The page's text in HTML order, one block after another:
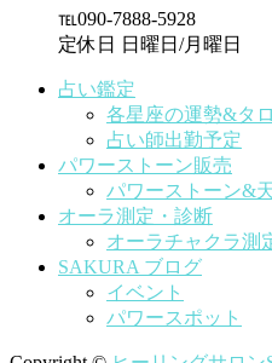
℡090-7888-5928
定休日 日曜日/月曜日
占い鑑定
各星座の運勢&タ
占い師出勤予定
パワーストーン販売
パワーストーン&
オーラ測定・診断
オーラチャクラ測
SAKURA ブログ
イベント
パワースポット